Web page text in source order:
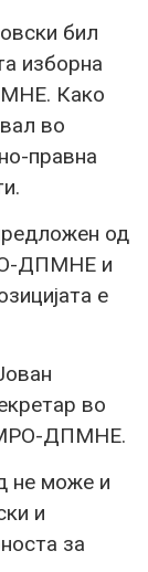
бил
изборна
Како
во
правна
од
ДПМНЕ и
е
во
ДПМНЕ.
не може и
и
за